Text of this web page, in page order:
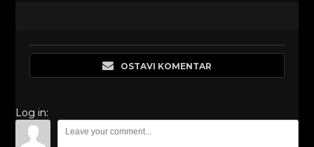
OSTAVI KOMENTAR
Log in: